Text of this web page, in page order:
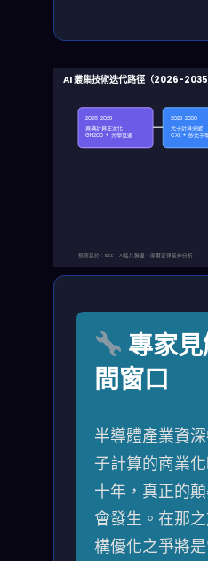
AI 叢集技術迭代路徑（2026-2035
2026-2028
異構計算主流化
GH200 + 光學互連
2028-2030
光子計算突破
CXL + 矽光子
預測基於：IEEE、AI晶片聯盟、摩爾定律延伸分析
專家
間窗口
半導體產業資
子計算的商業
十年，真正的
會發生。在那
構優化之爭將